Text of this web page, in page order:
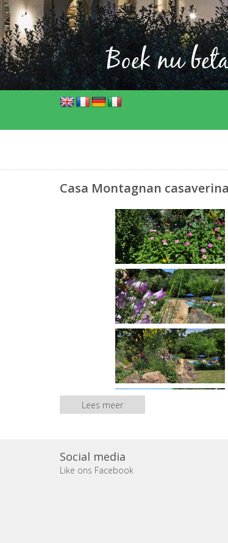
Boek nu
Casa Montagnan
Lees meer
Social media
Like ons Facebook